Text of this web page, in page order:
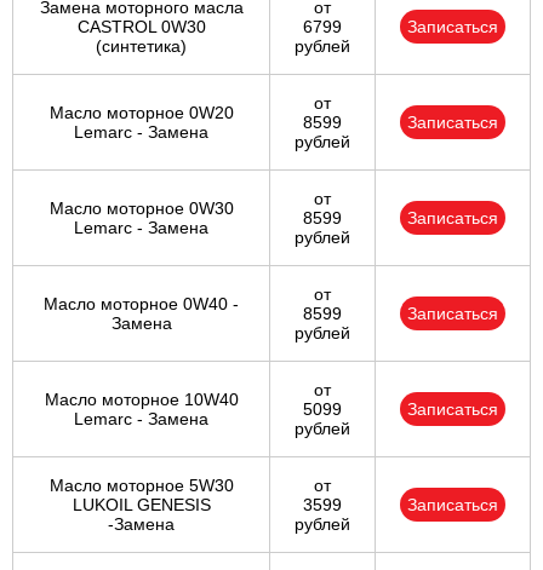
Замена моторного масла
CASTROL 0W30
(синтетика)
от
6799
рублей
Записаться
Масло моторное 0W20
Lemarc - Замена
от
8599
рублей
Записаться
Масло моторное 0W30
Lemarc - Замена
от
8599
рублей
Записаться
Масло моторное 0W40 -
Замена
от
8599
рублей
Записаться
Масло моторное 10W40
Lemarc - Замена
от
5099
рублей
Записаться
Масло моторное 5W30
LUKOIL GENESIS
-Замена
от
3599
рублей
Записаться